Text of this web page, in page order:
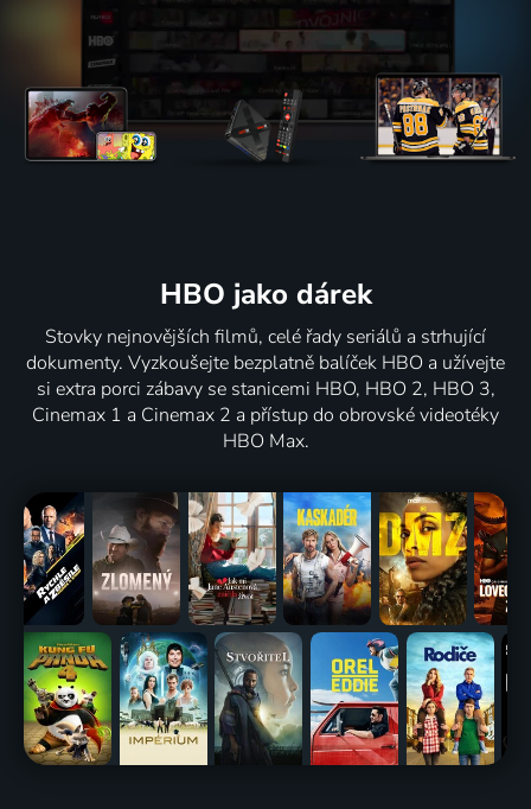
HBO jako dárek
Stovky nejnovějších filmů, celé řady seriálů a strhující
dokumenty. Vyzkoušejte bezplatně balíček HBO a užívejte
si extra porci zábavy se stanicemi HBO, HBO 2, HBO 3,
Cinemax 1 a Cinemax 2 a přístup do obrovské videotéky
HBO Max.